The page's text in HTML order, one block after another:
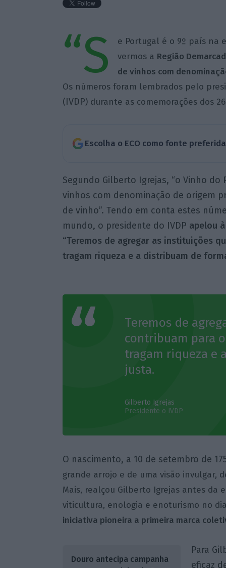
“S
e Portugal é o 9º país na
vermos a Região
de vinhos com
Os números foram lembrados pelo
(IVDP) durante as comemorações dos
Escolha o ECO como fonte
Segundo Gilberto Igrejas, “o Vinho
vinhos com denominação de origem
de vinho”. Tendo em conta estes
mundo, o presidente do IVDP apelou
“Teremos de agregar as instituições
tragam riqueza e a distribuam de
Teremos de
contribuam para
tragam riqueza e
justa.
Gilberto Igrejas
Presidente o IVDP
O nascimento, a 10 de setembro de
grande arrojo e de uma visão invulgar,
Mais, realçou Gilberto Igrejas antes da
viticultura, enologia e enoturismo no
iniciativa pioneira a primeira marca
Douro antecipa campanha
Para
eficaz